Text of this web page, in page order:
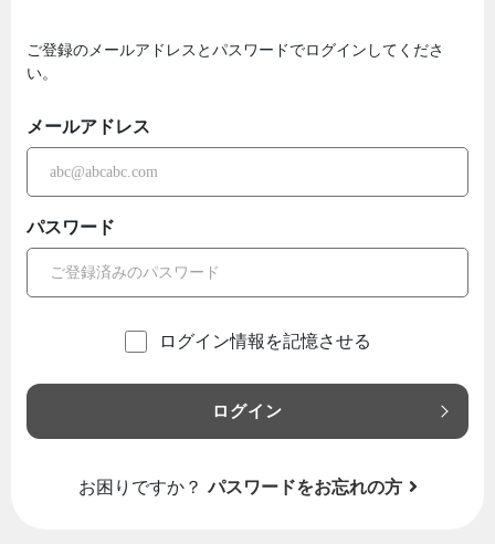
ご登録のメールアドレスとパスワードでログインしてくださ
い。
メールアドレス
パスワード
ログイン情報を記憶させる
ログイン
お困りですか？ パスワードをお忘れの方